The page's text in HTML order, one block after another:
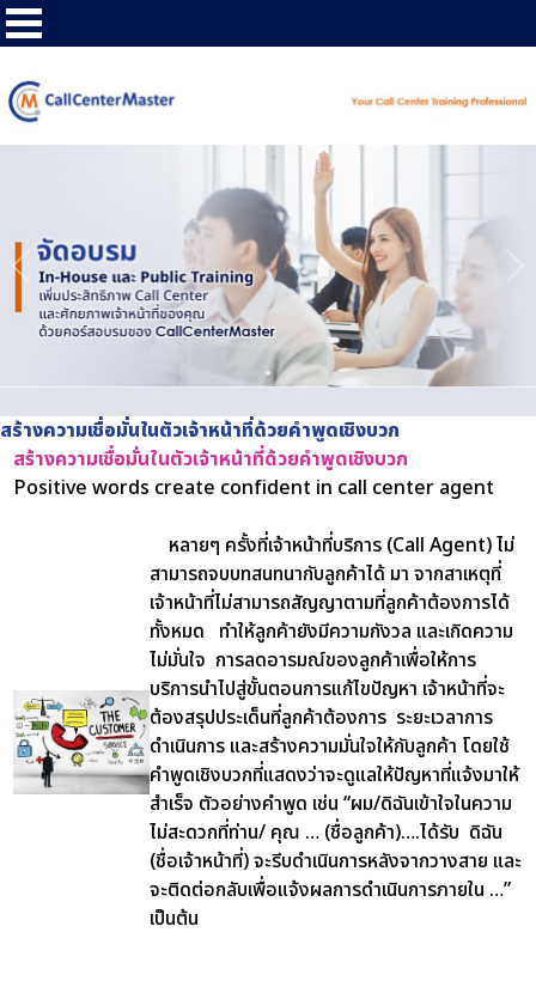
สร้างความเชื่อมั่นในตัวเจ้าหน้าที่ด้วยคำพูดเชิงบวก
สร้างความเชื่อมั่นในตัวเจ้าหน้าที่ด้วยคำพูดเชิงบวก
Positive words create confident in call center agent
หลายๆ ครั้งที่เจ้าหน้าที่บริการ (Call Agent) ไม่
สามารถจบบทสนทนากับลูกค้าได้ มา จากสาเหตุที่
เจ้าหน้าที่ไม่สามารถสัญญาตามที่ลูกค้าต้องการได้
ทั้งหมด ทำให้ลูกค้ายังมีความกังวล และเกิดความ
ไม่มั่นใจ การลดอารมณ์ของลูกค้าเพื่อให้การ
บริการนำไปสู่ขั้นตอนการแก้ไขปัญหา เจ้าหน้าที่จะ
ต้องสรุปประเด็นที่ลูกค้าต้องการ ระยะเวลาการ
ดำเนินการ และสร้างความมั่นใจให้กับลูกค้า โดยใช้
คำพูดเชิงบวกที่แสดงว่าจะดูแลให้ปัญหาที่แจ้งมาให้
สำเร็จ ตัวอย่างคำพูด เช่น“ผม/ดิฉันเข้าใจในความ
ไม่สะดวกที่ท่าน/ คุณ … (ชื่อลูกค้า)….ได้รับ ดิฉัน
(ชื่อเจ้าหน้าที่) จะรีบดำเนินการหลังจากวางสาย และ
จะติดต่อกลับเพื่อแจ้งผลการดำเนินการภายใน …”
เป็นต้น